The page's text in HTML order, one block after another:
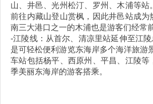
山、井邑、光州松汀、罗州、木浦等站
前往内藏山登山赏枫，因此井邑站成为
南三大港口之一的木浦也是游客们经常
-江陵线：从首尔、清凉里站延伸至江陵
是可轻松便利游览东海岸多个海洋旅游
车站包括杨平、西原州、平昌、江陵等
季美丽东海岸的游客搭乘。